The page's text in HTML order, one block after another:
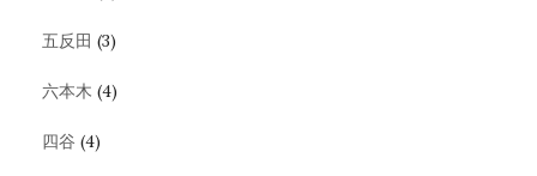
五反田 (3)
六本木 (4)
四谷 (4)